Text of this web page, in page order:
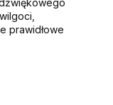
prawidłowe